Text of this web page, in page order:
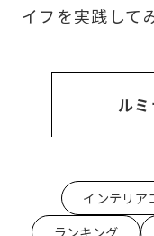
イフを実践して
ル
インテリア